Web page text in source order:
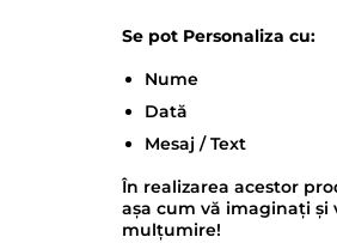
Se pot Personaliza cu:
Nume
Dată
Mesaj / Text
În realizarea acestor
așa cum vă imaginați și
mulțumire!